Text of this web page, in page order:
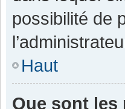
possibilité de
Haut
Que sont les